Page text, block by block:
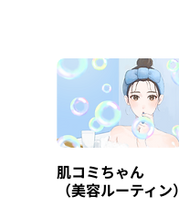
肌コミちゃん
（美容ルーティン）